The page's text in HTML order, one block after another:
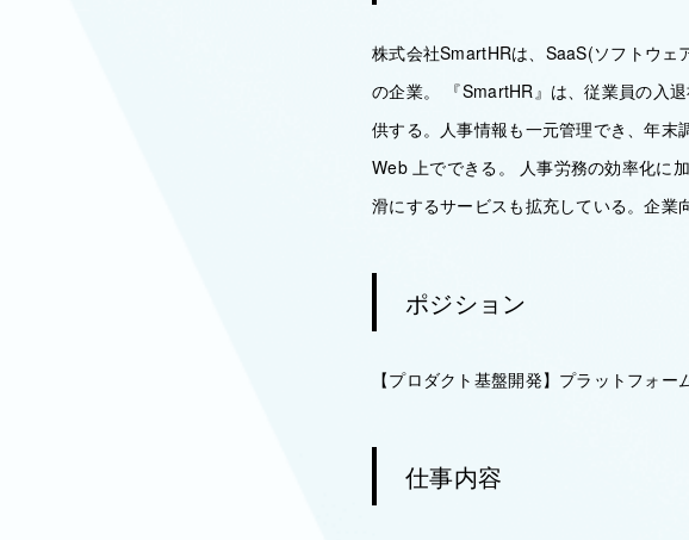
株式会社SmartHRは、SaaS(ソフトウェ
の企業。 『SmartHR』は、従業員の入
供する。人事情報も一元管理でき、年末
Web 上でできる。 人事労務の効率化に
滑にするサービスも拡充している。企業
ポジション
【プロダクト基盤開発】プラットフォ
仕事内容